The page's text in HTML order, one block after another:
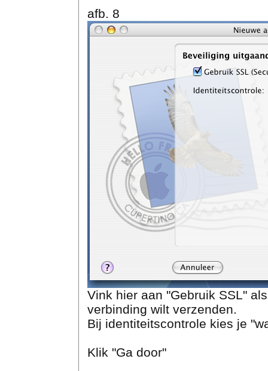
afb. 8
Vink hier aan "Gebruik SSL"
verbinding wilt verzenden.
Bij identiteitscontrole kies je
Klik "Ga door"